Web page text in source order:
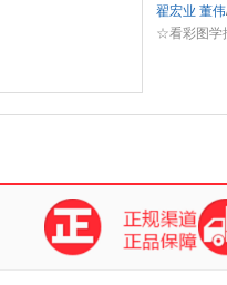
翟宏业 董伟
☆看彩图学